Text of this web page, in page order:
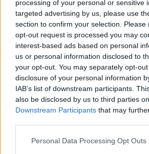
processing of your personal or sensitive
targeted advertising by us, please use
section to confirm your selection.
opt-out request is processed you may
interest-based ads based on personal
us or personal information disclosed to
your opt-out. You may separately opt-
disclosure of your personal information
IAB’s list of downstream participants.
also be disclosed by us to third parties
Downstream Participants that may
Personal Data Processing Opt Outs
Uncategorized
Vardagsrummet
Vardagsrummet
Västkusten
Videos
Arkiv
juni 2023
april 2023
mars 2023